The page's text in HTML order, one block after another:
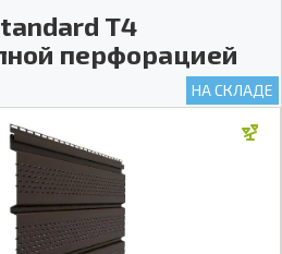
Т4
перфорацией
НА СКЛАДЕ